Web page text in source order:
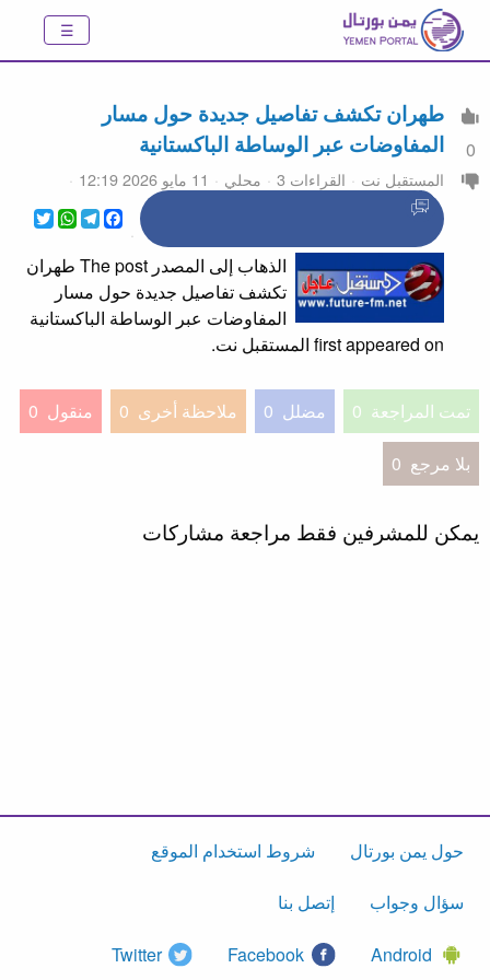
0
طهران تكشف تفاصيل جديدة حول مسار
المفاوضات عبر الوساطة الباكستانية
المستقبل نت القراءات 3 محلي
11 مايو 2026 12:19
Twitter
WhatsApp
Telegram
Facebook
الذهاب إلى المصدر The post طهران
تكشف تفاصيل جديدة حول مسار
المفاوضات عبر الوساطة الباكستانية
first appeared on المستقبل نت.
تمت المراجعة 0 مضلل 0 ملاحظة أخرى 0 منقول 0
بلا مرجع 0
يمكن للمشرفين فقط مراجعة مشاركات
حول يمن بورتال شروط استخدام الموقع
سؤال وجواب إتصل بنا
Android
Facebook
Twitter